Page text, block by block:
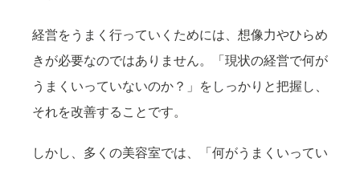
経営をうまく行っていくためには、想像力やひらめ
きが必要なのではありません。「現状の経営で何が
うまくいっていないのか？」をしっかりと把握し、
それを改善することです。
しかし、多くの美容室では、「何がうまくいってい